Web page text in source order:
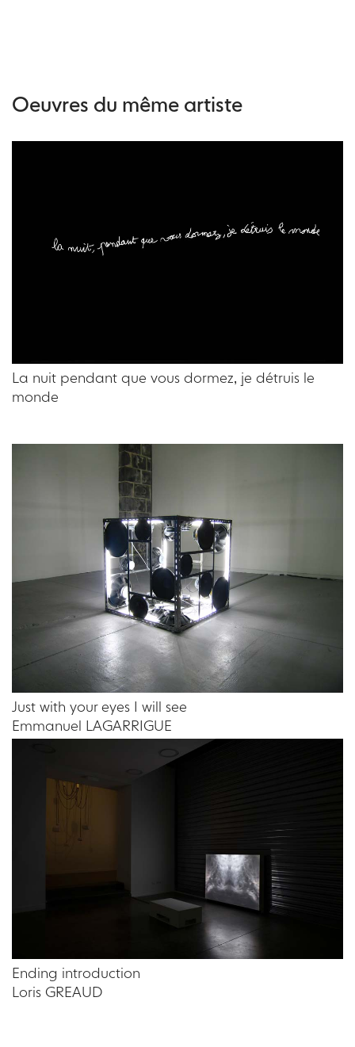
Oeuvres du même artiste
La nuit pendant que vous dormez, je détruis le
monde
Vous aimerez peut-être les oeuvres
Just with your eyes I will see
Emmanuel LAGARRIGUE
Ending introduction
Loris GREAUD